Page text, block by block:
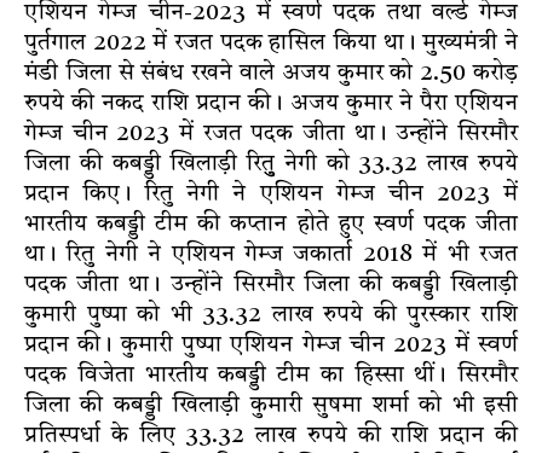
एशियन गेम्ज चीन-2023 में स्वर्ण पदक तथा वर्ल्ड गेम्ज
पुर्तगाल 2022 में रजत पदक हासिल किया था। मुख्यमंत्री ने
मंडी जिला से संबंध रखने वाले अजय कुमार को 2.50 करोड़
रुपये की नकद राशि प्रदान की। अजय कुमार ने पैरा एशियन
गेम्ज चीन 2023 में रजत पदक जीता था। उन्होंने सिरमौर
जिला की कबड्डी खिलाड़ी रितुु नेगी को 33.32 लाख रुपये
प्रदान किए। रितु नेगी ने एशियन गेम्ज चीन 2023 में
भारतीय कबड्डी टीम की कप्तान होते हुए स्वर्ण पदक जीता
था। रितु नेगी ने एशियन गेम्ज जकार्ता 2018 में भी रजत
पदक जीता था। उन्होंने सिरमौर जिला की कबड्डी खिलाड़ी
कुमारी पुष्पा को भी 33.32 लाख रुपये की पुरस्कार राशि
प्रदान की। कुमारी पुष्पा एशियन गेम्ज चीन 2023 में स्वर्ण
पदक विजेता भारतीय कबड्डी टीम का हिस्सा थीं। सिरमौर
जिला की कबड्डी खिलाड़ी कुमारी सुषमा शर्मा को भी इसी
प्रतिस्पर्धा के लिए 33.32 लाख रुपये की राशि प्रदान की